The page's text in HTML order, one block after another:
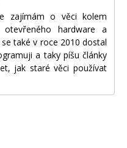
zajímám o věci kolem
hardware a
také v roce 2010 dostal
a taky píšu články
jak staré věci používat